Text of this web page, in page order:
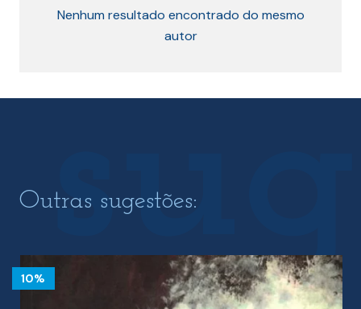
Nenhum resultado encontrado do mesmo
autor
Outras sugestões:
10%